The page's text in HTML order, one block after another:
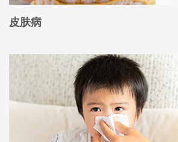
皮肤病
能导致皮肤瘙痒、发红或不适等症状。正确
这些疾病并确保儿童的皮肤健康和整体健康至